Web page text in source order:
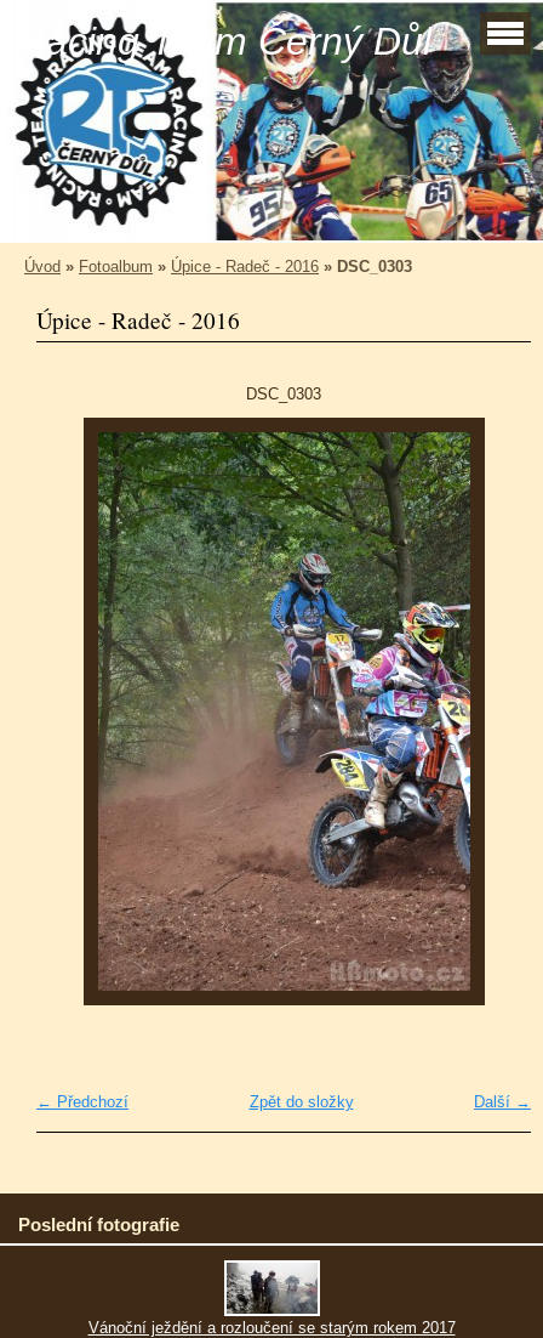
Racing Team Černý Důl
Úvod » Fotoalbum » Úpice - Radeč - 2016 » DSC_0303
Úpice - Radeč - 2016
DSC_0303
← Předchozí Další →
Zpět do složky
Poslední fotografie
Vánoční ježdění a rozloučení se starým rokem 2017